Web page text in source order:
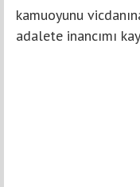
kamuoyunu
adalete inancımı